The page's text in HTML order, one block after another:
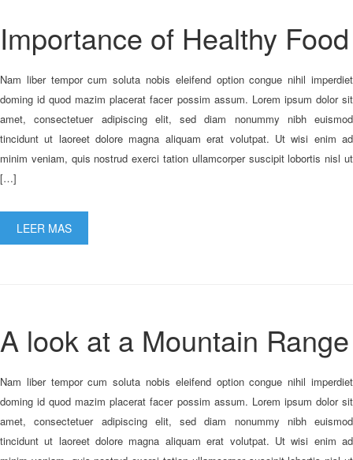
Importance of Healthy Food
Nam liber tempor cum soluta nobis eleifend option congue nihil imperdiet
doming id quod mazim placerat facer possim assum. Lorem ipsum dolor sit
amet, consectetuer adipiscing elit, sed diam nonummy nibh euismod
tincidunt ut laoreet dolore magna aliquam erat volutpat. Ut wisi enim ad
minim veniam, quis nostrud exerci tation ullamcorper suscipit lobortis nisl ut
[…]
LEER MAS
A look at a Mountain Range
Nam liber tempor cum soluta nobis eleifend option congue nihil imperdiet
doming id quod mazim placerat facer possim assum. Lorem ipsum dolor sit
amet, consectetuer adipiscing elit, sed diam nonummy nibh euismod
tincidunt ut laoreet dolore magna aliquam erat volutpat. Ut wisi enim ad